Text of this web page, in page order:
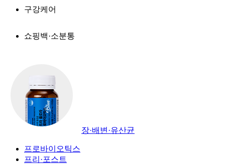
구강케어
쇼핑백·소분통
장·배변·유산균
프로바이오틱스
프리·포스트